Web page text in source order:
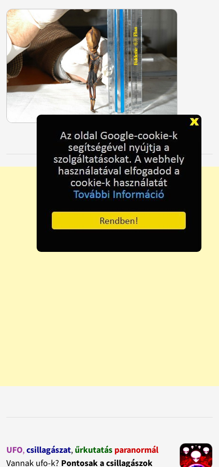
UFO,csillagászat, űrkutatás paranormál
Vannak ufo-k? Pontosak a csillagászok